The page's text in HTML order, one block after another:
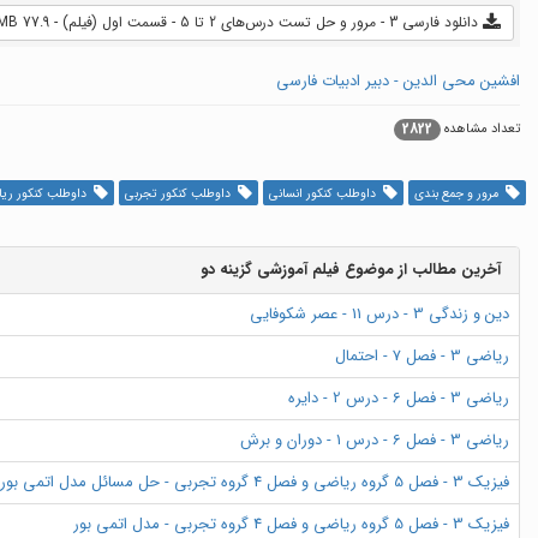
دانلود فارسی 3 - مرور و حل تست درس‌های 2 تا 5 - قسمت اول (فیلم) - 77.9 MB
افشین محی الدین - دبیر ادبیات فارسی
تعداد مشاهده 2822
مرور و جمع بندی داوطلب کنکور انسانی داوطلب کنکور تجربی داوطلب کنکور
آخرین مطالب از موضوع فیلم آموزشی گزینه دو
دین و زندگی 3 - درس 11 - عصر شکوفایی
ریاضی 3 - فصل 7 - احتمال
ریاضی 3 - فصل 6 - درس 2 - دایره
ریاضی 3 - فصل 6 - درس 1 - دوران و برش
فیزیک 3 - فصل 5 گروه ریاضی و فصل 4 گروه تجربی - حل مسائل مدل اتمی بور
فیزیک 3 - فصل 5 گروه ریاضی و فصل 4 گروه تجربی - مدل اتمی بور